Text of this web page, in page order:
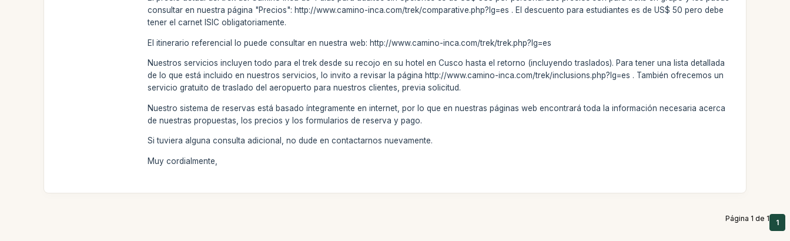
consultar en nuestra página "Precios": http://www.camino-inca.com/trek/comparative.php?lg=es . El descuento para estudiantes es de US$ 50 pero debe
tener el carnet ISIC obligatoriamente.
El itinerario referencial lo puede consultar en nuestra web: http://www.camino-inca.com/trek/trek.php?lg=es
Nuestros servicios incluyen todo para el trek desde su recojo en su hotel en Cusco hasta el retorno (incluyendo traslados). Para tener una lista detallada
de lo que está incluido en nuestros servicios, lo invito a revisar la página http://www.camino-inca.com/trek/inclusions.php?lg=es . También ofrecemos un
servicio gratuito de traslado del aeropuerto para nuestros clientes, previa solicitud.
Nuestro sistema de reservas está basado íntegramente en internet, por lo que en nuestras páginas web encontrará toda la información necesaria acerca
de nuestras propuestas, los precios y los formularios de reserva y pago.
Si tuviera alguna consulta adicional, no dude en contactarnos nuevamente.
Muy cordialmente,
Página 1 de 1 1